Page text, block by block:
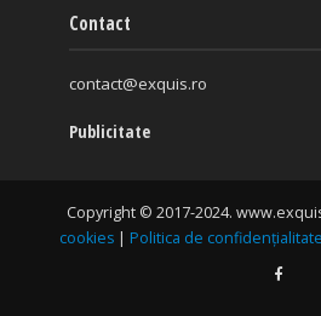
Contact
contact@exquis.ro
Publicitate
Copyright © 2017-2024.
cookies | Politica de confidențialitate